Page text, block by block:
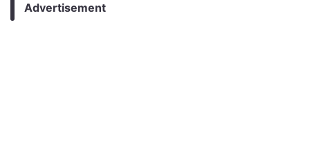
Advertisement